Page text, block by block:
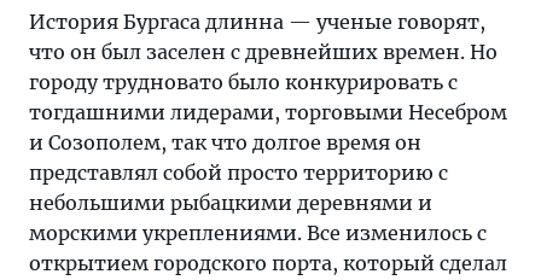
История Бургаса длинна — ученые говорят,
что он был заселен с древнейших времен. Но
городу трудновато было конкурировать с
тогдашними лидерами, торговыми Несебром
и Созополем, так что долгое время он
представлял собой просто территорию с
небольшими рыбацкими деревнями и
морскими укреплениями. Все изменилось с
открытием городского порта, который сделал